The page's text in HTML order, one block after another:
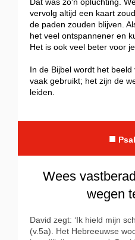
Dat was zo'n opluchting.
vervolg altijd een kaart
de paden zouden blijven.
het veel ontspannener en
Het is ook veel beter voor
In de Bijbel wordt het
vaak gebruikt; het zijn de
leiden.
■
Wees
wegen
David zegt: ‘Ik hield mijn
(v.5a). Het Hebreeuwse